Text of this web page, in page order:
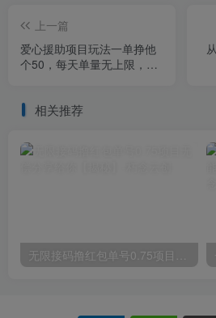
上一篇
爱心援助项目玩法一单挣他
个50，每天单量无上限，玩
相关推荐
无限接码撸红包单号0.75项目无偿分享给你【揭秘】